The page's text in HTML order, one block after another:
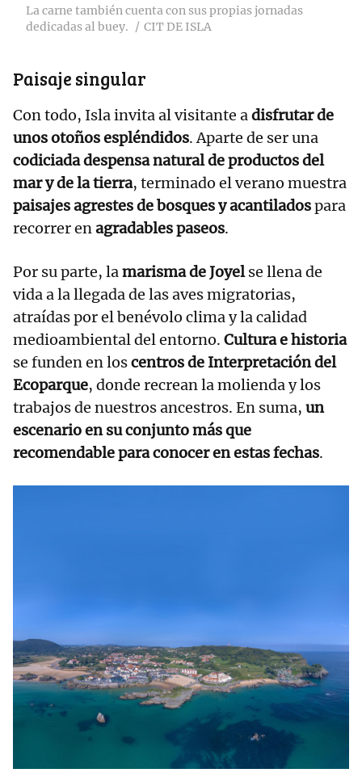
La carne también cuenta con sus propias jornadas
dedicadas al buey.
CIT DE ISLA
Paisaje singular
Con todo, Isla invita al visitante a disfrutar de
unos otoños espléndidos. Aparte de ser una
codiciada despensa natural de productos del
mar y de la tierra, terminado el verano muestra
paisajes agrestes de bosques y acantiladospara
recorrer en agradables paseos.
Por su parte, la marisma de Joyelse llena de
vida a la llegada de las aves migratorias,
atraídas por el benévolo clima y la calidad
medioambiental del entorno. Cultura e historia
se funden en loscentros de Interpretación del
Ecoparque, donde recrean la molienda y los
trabajos de nuestros ancestros. En suma, un
escenario en su conjunto más que
recomendable para conocer en estas fechas.